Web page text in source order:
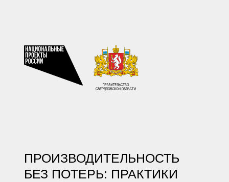
ПРОИЗВОДИТЕЛЬНОСТЬ
БЕЗ ПОТЕРЬ: ПРАКТИКИ